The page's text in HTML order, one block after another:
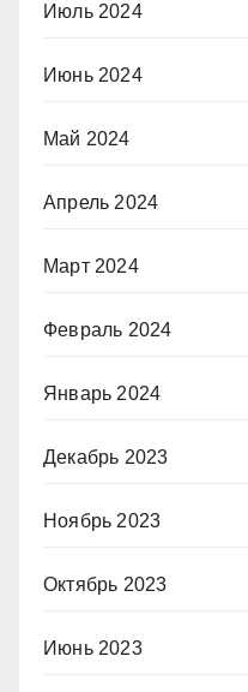
Июль 2024
Июнь 2024
Май 2024
Апрель 2024
Март 2024
Февраль 2024
Январь 2024
Декабрь 2023
Ноябрь 2023
Октябрь 2023
Июнь 2023